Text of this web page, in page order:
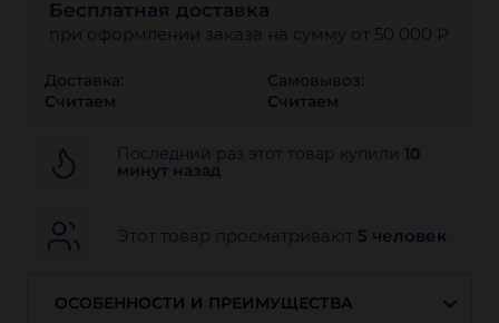
Бесплатная доставка
при оформлении заказа на сумму от 50 000 ₽
Доставка:
Считаем
Самовывоз:
Считаем
Последний раз этот товар купили 10
минут назад
Этот товар просматривают 5 человек
ОСОБЕННОСТИ И ПРЕИМУЩЕСТВА